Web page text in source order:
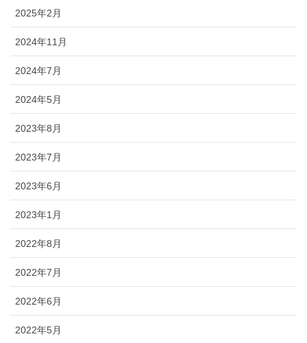
2025年2月
2024年11月
2024年7月
2024年5月
2023年8月
2023年7月
2023年6月
2023年1月
2022年8月
2022年7月
2022年6月
2022年5月